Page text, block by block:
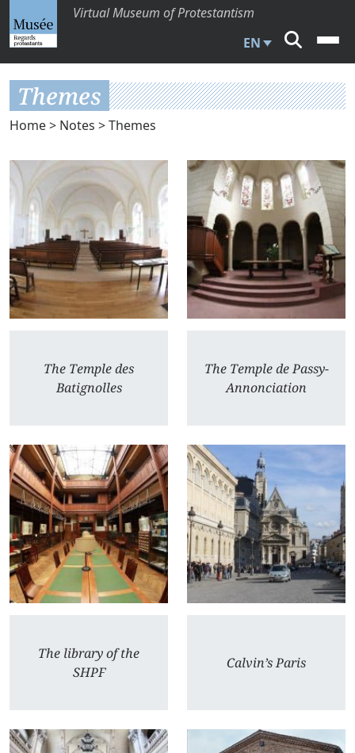
Virtual Museum of Protestantism
EN
Themes
Home> Notes > Themes
The Temple des
Batignolles
The Temple de Passy-
Annonciation
The library of the
SHPF
Calvin’s Paris